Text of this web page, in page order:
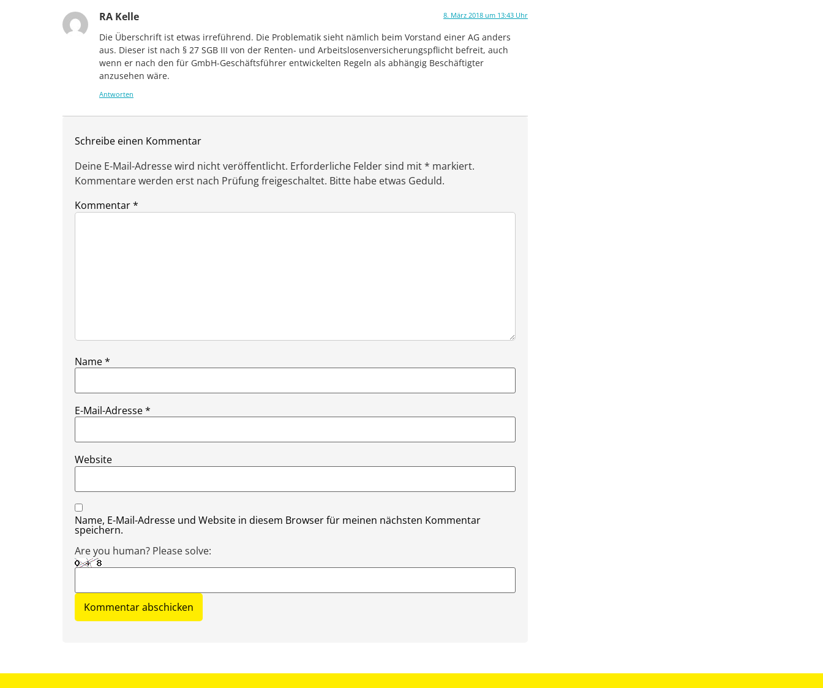
RA Kelle 8. März 2018 um 13:43 Uhr
Die Überschrift ist etwas irreführend. Die Problematik sieht nämlich beim Vorstand einer AG anders
aus. Dieser ist nach § 27 SGB III von der Renten- und Arbeitslosenversicherungspflicht befreit, auch
wenn er nach den für GmbH-Geschäftsführer entwickelten Regeln als abhängig Beschäftigter
anzusehen wäre.
Antworten
Schreibe einen Kommentar
Deine E-Mail-Adresse wird nicht veröffentlicht. Erforderliche Felder sind mit * markiert.
Kommentare werden erst nach Prüfung freigeschaltet. Bitte habe etwas Geduld.
Kommentar*
Name*
E-Mail-Adresse*
Website
Name, E-Mail-Adresse und Website in diesem Browser für meinen nächsten Kommentar
speichern.
Are you human? Please solve: